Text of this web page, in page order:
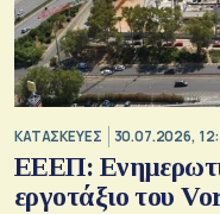
ΚΑΤΑΣΚΕΥΕΣ 30.07.2026,
ΕΕΕΠ:
εργοτάξιο του